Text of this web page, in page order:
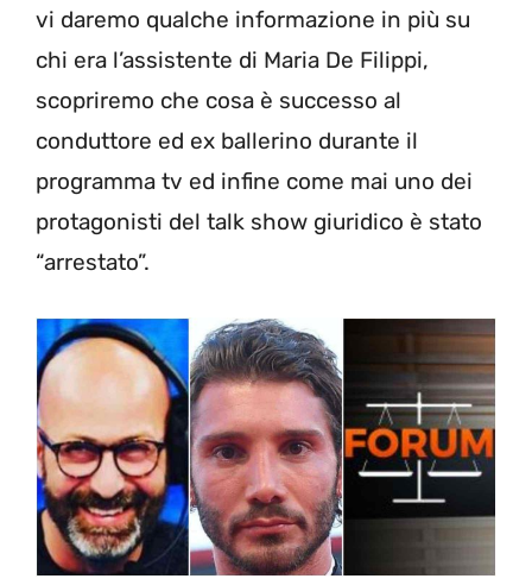
vi daremo qualche informazione in più su
chi era l’assistente di Maria De Filippi,
scopriremo che cosa è successo al
conduttore ed ex ballerino durante il
programma tv ed infine come mai uno dei
protagonisti del talk show giuridico è stato
“arrestato”.